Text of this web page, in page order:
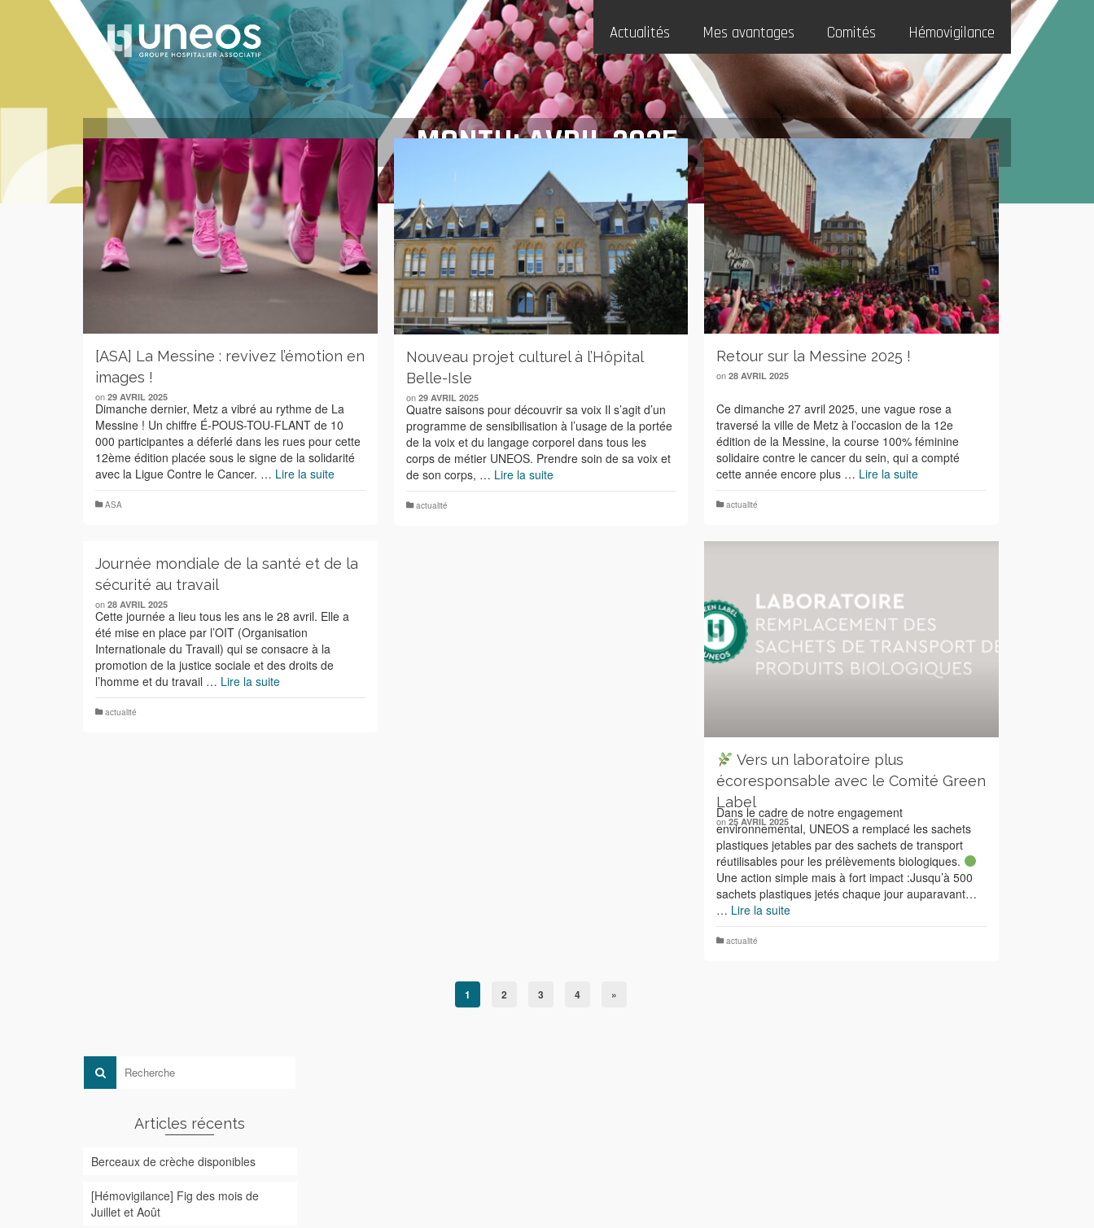
Actualités Mes avantages Comités Hémovigilance
MONTH: AVRIL 2025
[ASA] La Messine : revivez l’émotion en
images !
on 29 AVRIL 2025
Dimanche dernier, Metz a vibré au rythme de La
Messine ! Un chiffre É-POUS-TOU-FLANT de 10
000 participantes a déferlé dans les rues pour cette
12ème édition placée sous le signe de la solidarité
avec la Ligue Contre le Cancer. … Lire la suite
ASA
Nouveau projet culturel à l’Hôpital
Belle-Isle
on 29 AVRIL 2025
Quatre saisons pour découvrir sa voix Il s’agit d’un
programme de sensibilisation à l’usage de la portée
de la voix et du langage corporel dans tous les
corps de métier UNEOS. Prendre soin de sa voix et
de son corps, … Lire la suite
actualité
Retour sur la Messine 2025 !
on28 AVRIL 2025
Ce dimanche 27 avril 2025, une vague rose a
traversé la ville de Metz à l’occasion de la 12e
édition de la Messine, la course 100% féminine
solidaire contre le cancer du sein, qui a compté
cette année encore plus … Lire la suite
actualité
Journée mondiale de la santé et de la
sécurité au travail
on 28 AVRIL 2025
Cette journée a lieu tous les ans le 28 avril. Elle a
été mise en place par l’OIT (Organisation
Internationale du Travail) qui se consacre à la
promotion de la justice sociale et des droits de
l’homme et du travail … Lire la suite
actualité
Vers un laboratoire plus
écoresponsable avec le Comité Green
Label
on25 AVRIL 2025
Dans le cadre de notre engagement
environnemental, UNEOS a remplacé les sachets
plastiques jetables par des sachets de transport
réutilisables pour les prélèvements biologiques.
Une action simple mais à fort impact :Jusqu’à 500
sachets plastiques jetés chaque jour auparavant…
… Lire la suite
actualité
1 2 3 4 »
Articles récents
Berceaux de crèche disponibles
[Hémovigilance] Fig des mois de
Juillet et Août